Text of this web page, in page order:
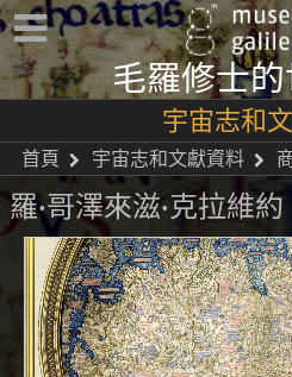
毛羅修士
宇宙志和
首頁 宇宙志和文獻資料
羅·哥澤來滋·克拉維約